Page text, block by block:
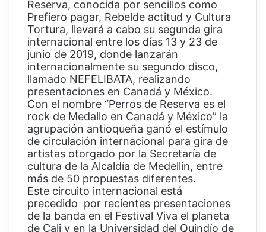
Reserva, conocida por sencillos como
Prefiero pagar, Rebelde actitud y Cultura
Tortura, llevará a cabo su segunda gira
internacional entre los días 13 y 23 de
junio de 2019, donde lanzarán
internacionalmente su segundo disco,
llamado NEFELIBATA, realizando
presentaciones en Canadá y México.
Con el nombre “Perros de Reserva es el
rock de Medallo en Canadá y México” la
agrupación antioqueña ganó el estímulo
de circulación internacional para gira de
artistas otorgado por la Secretaría de
cultura de la Alcaldía de Medellín, entre
más de 50 propuestas diferentes.
Este circuito internacional está
precedido por recientes presentaciones
de la banda en el Festival Viva el planeta
de Cali y en la Universidad del Quindío de